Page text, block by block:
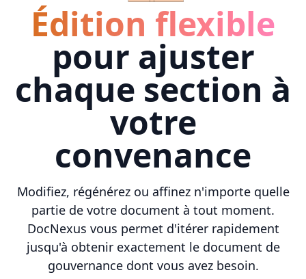
Édition flexible
pour ajuster
chaque section à
votre
convenance
Modifiez, régénérez ou affinez n'importe quelle
partie de votre document à tout moment.
DocNexus vous permet d'itérer rapidement
jusqu'à obtenir exactement le document de
gouvernance dont vous avez besoin.